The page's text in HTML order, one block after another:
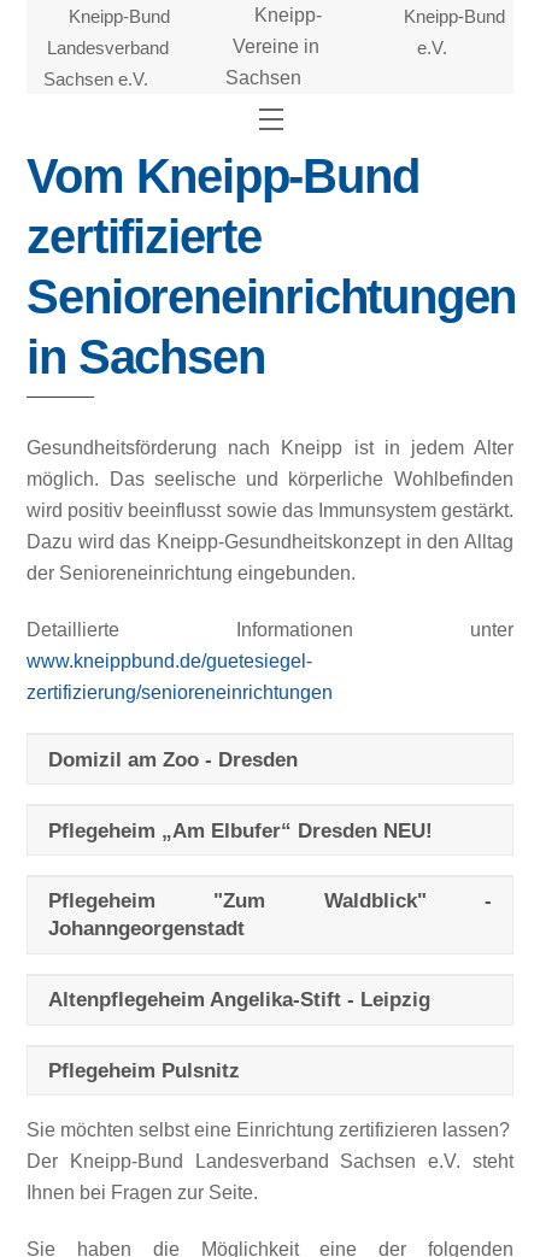
content
Kneipp-Bund
Landesverband
Sachsen e.V.
Kneipp-
Vereine in
Sachsen
Kneipp-Bund
e.V.
Menu
Vom Kneipp-Bund
zertifizierte
Senioreneinrichtungen
in Sachsen
Gesundheitsförderung nach Kneipp ist in jedem Alter
möglich. Das seelische und körperliche Wohlbefinden
wird positiv beeinflusst sowie das Immunsystem gestärkt.
Dazu wird das Kneipp-Gesundheitskonzept in den Alltag
der Senioreneinrichtung eingebunden.
Detaillierte Informationen unter
www.kneippbund.de/guetesiegel-
zertifizierung/senioreneinrichtungen
Domizil am Zoo - Dresden
Pflegeheim „Am Elbufer“ Dresden NEU!
Pflegeheim "Zum Waldblick" -
Johanngeorgenstadt
Altenpflegeheim Angelika-Stift - Leipzig
Pflegeheim Pulsnitz
Sie möchten selbst eine Einrichtung zertifizieren lassen?
Der Kneipp-Bund Landesverband Sachsen e.V. steht
Ihnen bei Fragen zur Seite.
Sie haben die Möglichkeit eine der folgenden